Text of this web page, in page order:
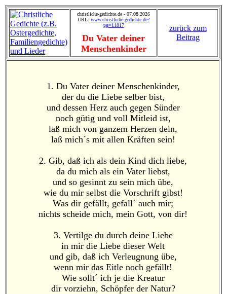
christliche-gedichte.de - 07.08.2026
URL: www.christliche-gedichte.de?
pg=11817
Du Vater deiner
Menschenkinder
zurück zum
Beitrag
1. Du Vater deiner Menschenkinder,
der du die Liebe selber bist,
und dessen Herz auch gegen Sünder
noch gütig und voll Mitleid ist,
laß mich von ganzem Herzen dein,
laß mich´s mit allen Kräften sein!
2. Gib, daß ich als dein Kind dich liebe,
da du mich als ein Vater liebst,
und so gesinnt zu sein mich übe,
wie du mir selbst die Vorschrift gibst!
Was dir gefällt, gefall´ auch mir;
nichts scheide mich, mein Gott, von dir!
3. Vertilge du durch deine Liebe
in mir die Liebe dieser Welt
und gib, daß ich Verleugnung übe,
wenn mir das Eitle noch gefällt!
Wie sollt´ ich je die Kreatur
dir vorziehn, Schöpfer der Natur?